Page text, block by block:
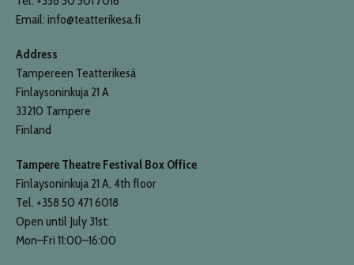
Email: info@teatterikesa.fi
Address
Tampereen Teatterikesä
Finlaysoninkuja 21 A
33210 Tampere
Finland
Tampere Theatre Festival Box Office
Finlaysoninkuja 21 A, 4th floor
Tel. +358 50 471 6018
Open until July 31st:
Mon–Fri 11:00–16:00